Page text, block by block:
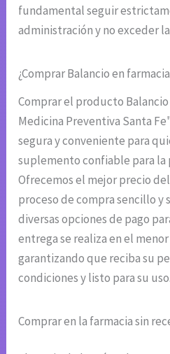
fundamental seguir
administración y no exceder
¿Comprar Balancio en
Comprar el producto
Medicina Preventiva Santa
segura y conveniente para
suplemento confiable para la
Ofrecemos el mejor precio
proceso de compra sencillo y
diversas opciones de pago
entrega se realiza en el
garantizando que reciba su
condiciones y listo para su uso.
Comprar en la farmacia sin